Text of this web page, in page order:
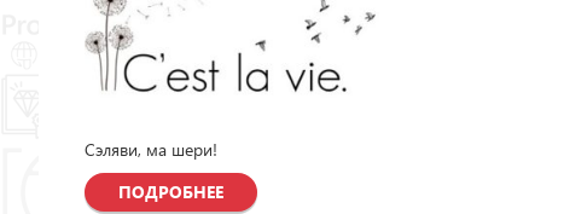
Сэляви, ма шери!
ПОДРОБНЕЕ